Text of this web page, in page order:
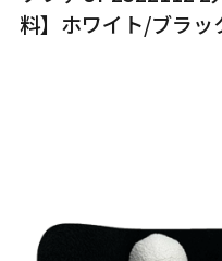
料】ホワイト/ブラッ